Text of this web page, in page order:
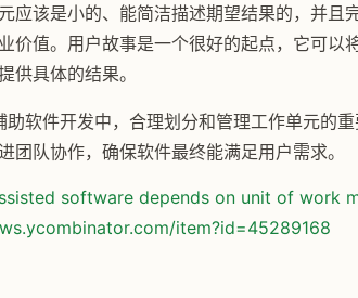
应该是小的、能简洁描述期望结果的，并且
价值。用户故事是一个很好的起点，它可以
供具体的结果。
软件开发中，合理划分和管理工作单元的
团队协作，确保软件最终能满足用户需求。
software depends on unit of work
item?id=45289168